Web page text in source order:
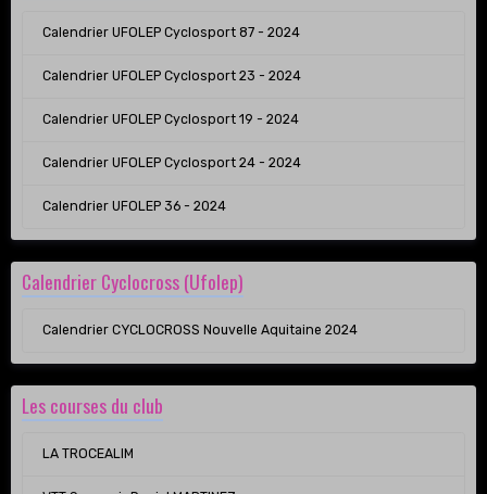
Calendrier UFOLEP Cyclosport 87 - 2024
Calendrier UFOLEP Cyclosport 23 - 2024
Calendrier UFOLEP Cyclosport 19 - 2024
Calendrier UFOLEP Cyclosport 24 - 2024
Calendrier UFOLEP 36 - 2024
Calendrier Cyclocross (Ufolep)
Calendrier CYCLOCROSS Nouvelle Aquitaine 2024
Les courses du club
LA TROCEALIM